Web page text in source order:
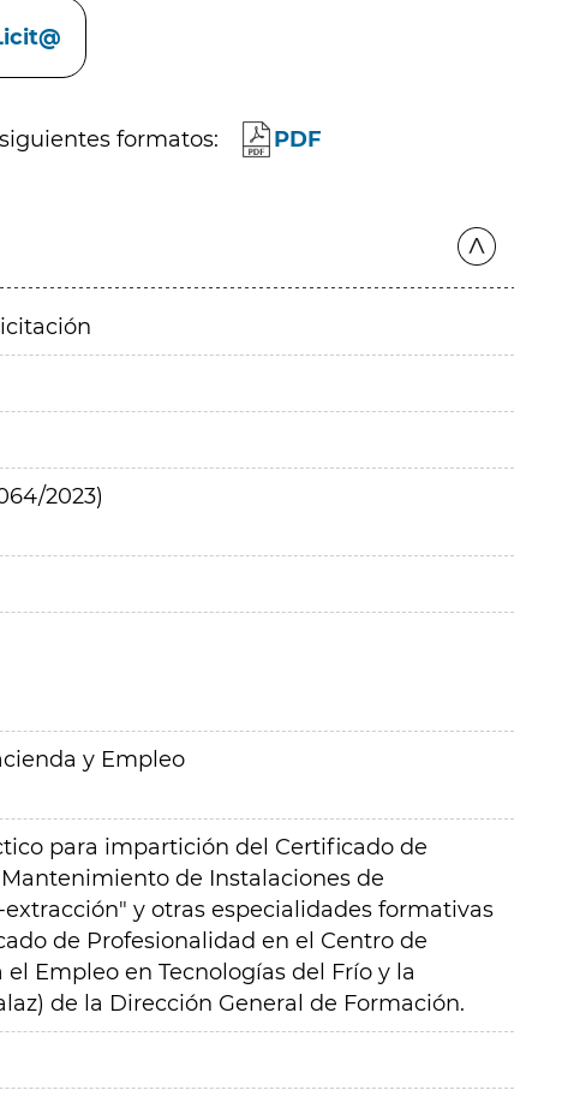
formatos: PDF
2023)
y Empleo
para impartición del Certificado de
de Instalaciones de
y otras especialidades formativas
de Profesionalidad en el Centro de
Empleo en Tecnologías del Frío y la
de la Dirección General de Formación.